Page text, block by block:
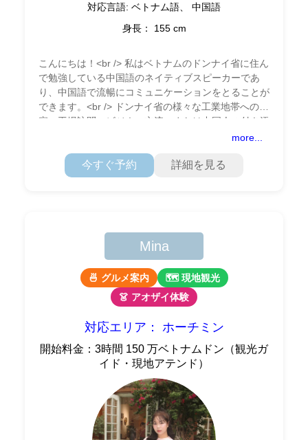
対応言語: ベトナム語、 中国語
身長： 155 cm
こんにちは！<br /> 私はベトナムのドンナイ省に住ん
で勉強している中国語のネイティブスピーカーであ
り、中国語で流暢にコミュニケーションをとることが
できます。<br /> ドンナイ省の様々な工業地帯への視
察、工場訪問、ビジネス交流、または中国人の付き添
いや通訳、観光名所への訪問が必要な場合は、more...
今すぐ予約 詳細を見る
Mina
🍜 グルメ案内
🗺 現地観光
👗 アオザイ体験
対応エリア： ホーチミン
開始料金：3時間 150 万ベトナムドン（観光ガ
イド・現地アテンド）